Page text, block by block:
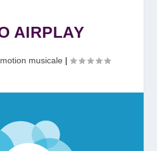
AIRPLAY
musicale |